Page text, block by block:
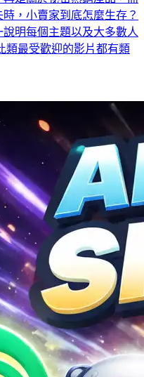
，小賣家到底怎麼生存？
明每個主題以及大多數人
類最受歡迎的影片都有類